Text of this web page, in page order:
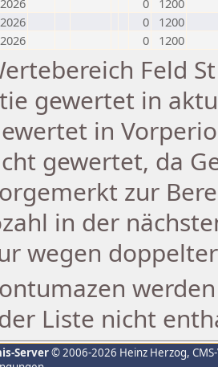
0
1200
0
1200
0 1200
Feld
gewertet in
in
gewertet, da
zur
in der
wegen
Liste nicht
Server© 2006-2026 Heinz Herzog,